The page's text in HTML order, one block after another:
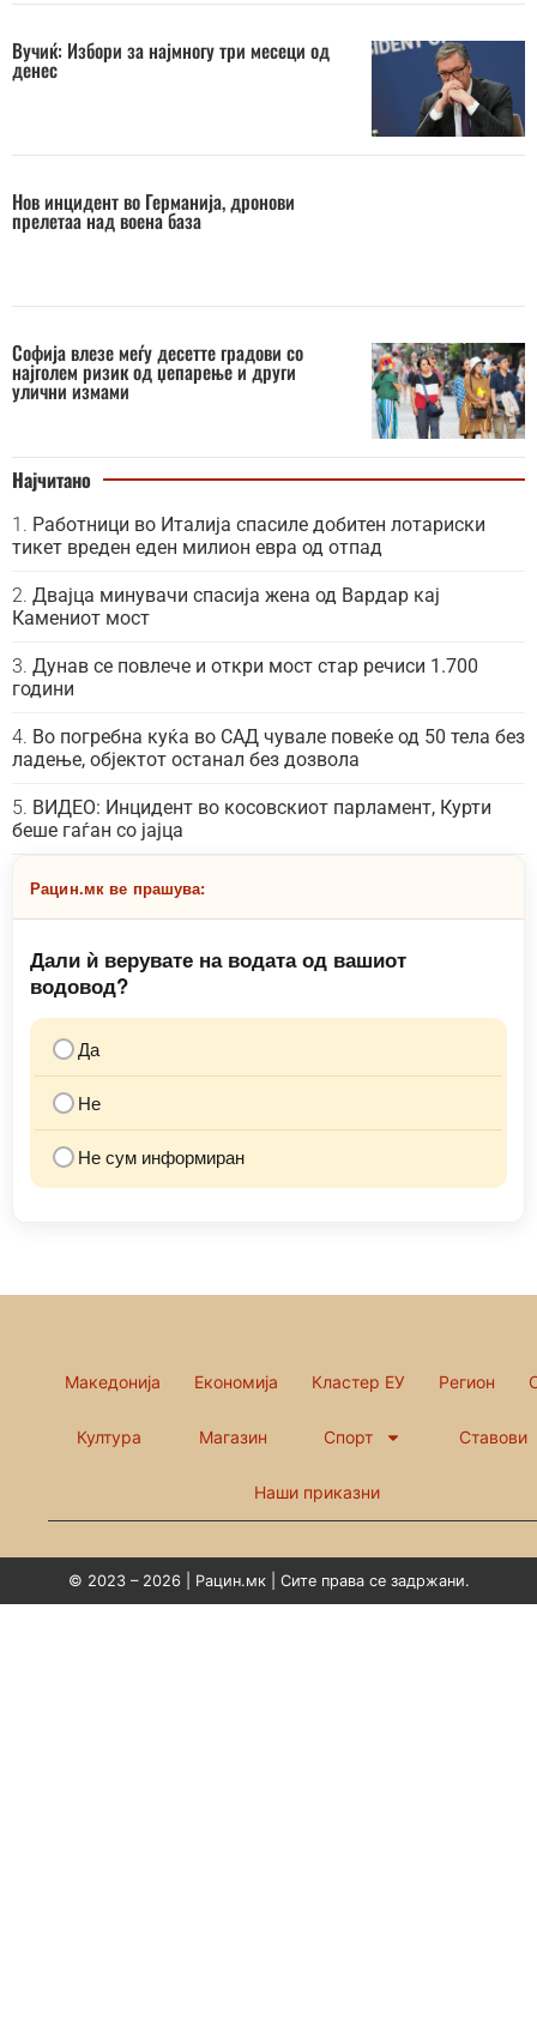
Вучиќ: Избори за најмногу три месеци од
денес
Нов инцидент во Германија, дронови
прелетаа над воена база
Софија влезе меѓу десетте градови со
најголем ризик од џепарење и други
улични измами
Најчитано
Работници во Италија спасиле добитен лотариски
тикет вреден еден милион евра од отпад
Двајца минувачи спасија жена од Вардар кај
Камениот мост
Дунав се повлече и откри мост стар речиси 1.700
години
Во погребна куќа во САД чувале повеќе од 50 тела без
ладење, објектот останал без дозвола
ВИДЕО: Инцидент во косовскиот парламент, Курти
беше гаѓан со јајца
Рацин.мк ве прашува:
Дали ѝ верувате на водата од вашиот
водовод?
Да
Не
Не сум информиран
Македонија Економија Кластер ЕУ Регион
Култура Магазин Спорт Ставови
Наши приказни
© 2023 – 2026 | Рацин.мк | Сите права се задржани.